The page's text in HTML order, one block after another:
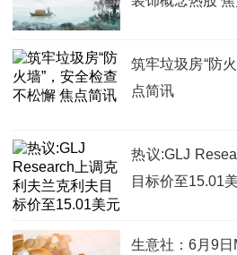
筑牢垃圾房“防
点简讯
热议:GLJ
目标价至15.01
生意社：6月9日